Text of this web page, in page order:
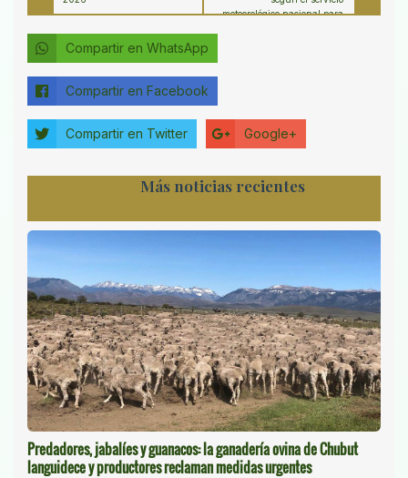
meteorológico nacional para
Compartir en WhatsApp
Compartir en Facebook
Compartir en Twitter Google+
Más noticias recientes
Predadores, jabalíes y guanacos: la ganadería ovina de Chubut
languidece y productores reclaman medidas urgentes